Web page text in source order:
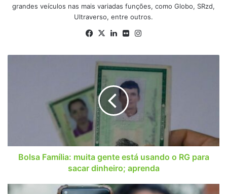
grandes veículos nas mais variadas funções, como Globo, SRzd,
Ultraverso, entre outros.
Facebook
X Linkedin
Flickr
para
sacarBolsa Família: muita gente está usando o RG para
sacar dinheiro; aprenda